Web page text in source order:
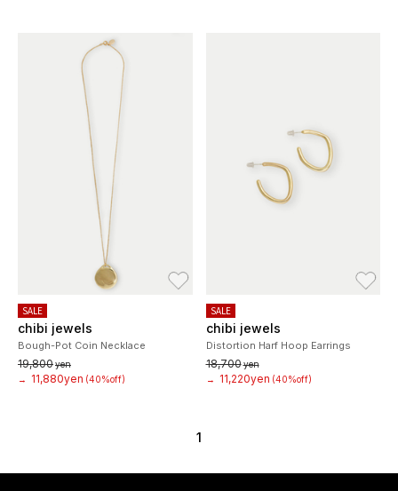
SALE
chibi jewels
Bough-Pot Coin Necklace
19,800yen
→
11,880yen (40%off)
SALE
chibi jewels
Distortion Harf Hoop Earrings
18,700yen
→
11,220yen (40%off)
1